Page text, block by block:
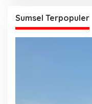
Sumsel Terpopuler